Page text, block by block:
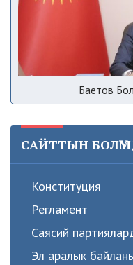
Баетов
САЙТТЫН
Конституция
Регламент
Саясий
Эл аралык